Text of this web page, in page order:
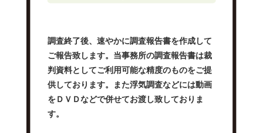
調査終了後、速やかに調査報告書を作成して
ご報告致します。当事務所の調査報告書は裁
判資料としてご利用可能な精度のものをご提
供しております。また浮気調査などには動画
をＤＶＤなどで併せてお渡し致しておりま
す。